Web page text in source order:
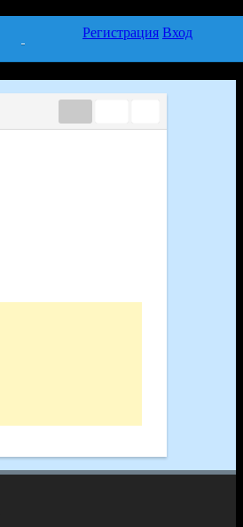
Регистрация Вход